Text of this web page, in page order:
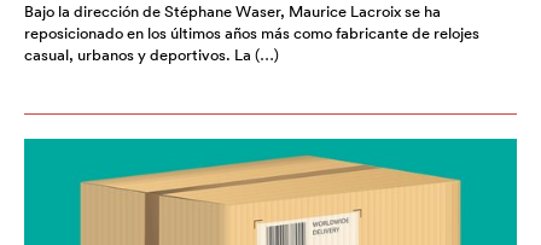
Bajo la dirección de Stéphane Waser, Maurice Lacroix se ha
reposicionado en los últimos años más como fabricante de relojes
casual, urbanos y deportivos. La (…)